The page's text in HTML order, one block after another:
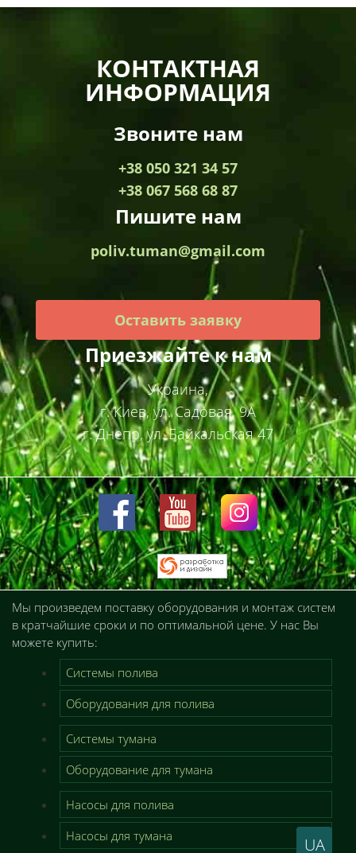
UA
КОНТАКТНАЯ
ИНФОРМАЦИЯ
Звоните нам
+38 050 321 34 57
+38 067 568 68 87
Пишите нам
poliv.tuman@gmail.com
Оставить заявку
Приезжайте к нам
Украина,
г. Киев, ул. Садовая, 9А
г. Днепр, ул. Байкальская 47
Мы произведем поставку оборудования и монтаж систем
в кратчайшие сроки и по оптимальной цене. У нас Вы
можете купить:
Системы полива
Оборудования для полива
Системы тумана
Оборудование для тумана
Насосы для полива
Насосы для тумана